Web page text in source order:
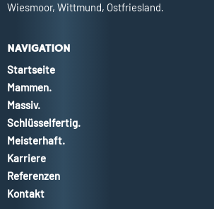
Wiesmoor, Wittmund, Ostfriesland.
NAVIGATION
Startseite
Mammen.
Massiv.
Schlüsselfertig.
Meisterhaft.
Karriere
Referenzen
Kontakt